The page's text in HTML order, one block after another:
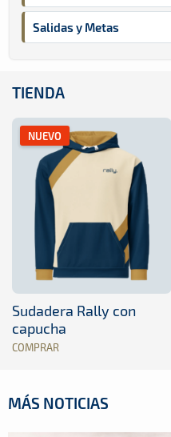
Salidas y Metas
TIENDA
NUEVO
Sudadera Rally con
capucha
COMPRAR
MÁS NOTICIAS